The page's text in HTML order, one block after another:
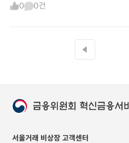
0 0건
서울거래 비상장 고객센터